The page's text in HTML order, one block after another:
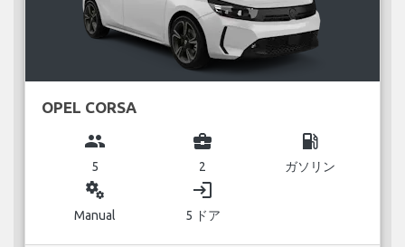
OPEL CORSA
group
5
business_center
2
local_gas_station
ガソリン
miscellaneous_services
Manual
login
5 ドア